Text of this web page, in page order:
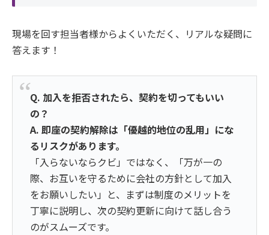
現場を回す担当者様からよくいただく、リアルな疑問に
答えます！
Q. 加入を拒否されたら、契約を切ってもいい
の？
A. 即座の契約解除は「優越的地位の乱用」にな
るリスクがあります。
「入らないならクビ」ではなく、「万が一の
際、お互いを守るために会社の方針として加入
をお願いしたい」と、まずは制度のメリットを
丁寧に説明し、次の契約更新に向けて話し合う
のがスムーズです。